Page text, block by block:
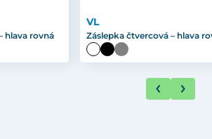
hlava rovná
VL
Záslepka čtvercová – hlava